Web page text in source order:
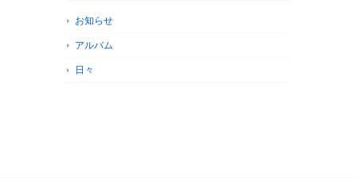
お知らせ
アルバム
日々